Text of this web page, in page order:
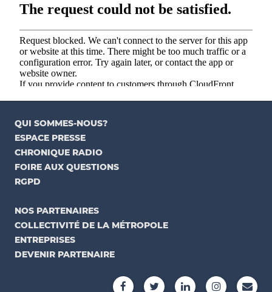
QUI SOMMES-NOUS?
ESPACE PRESSE
CHRONIQUE RADIO
FOIRE AUX QUESTIONS
RGPD
NOS PARTENAIRES
COLLECTIVITÉ DE LA MÉTROPOLE
ENTREPRISES
DEVENIR PARTENAIRE